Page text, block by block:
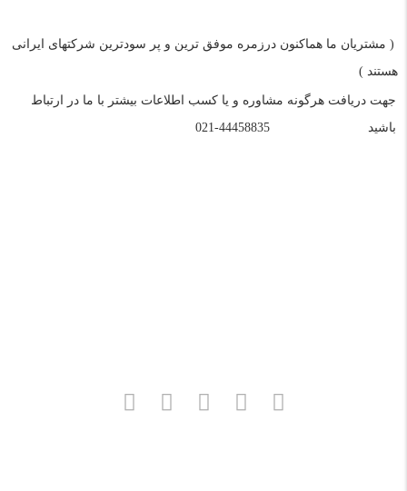
( مشتریان ما هماکنون درزمره موفق ترین و پر سودترین شرکتهای ایرانی
هستند )
جهت دریافت هرگونه مشاوره و یا کسب اطلاعات بیشتر با ما در ارتباط
باشید
44458835-021